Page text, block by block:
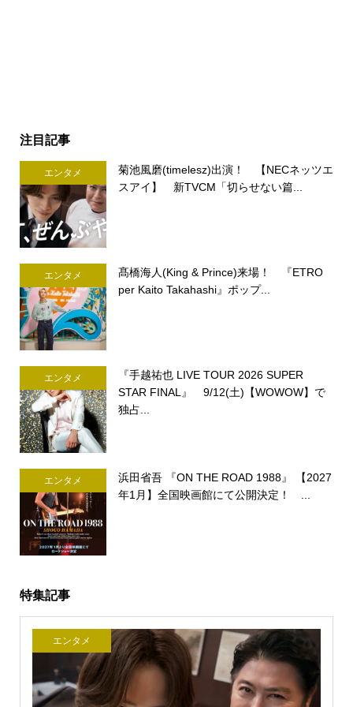
注目記事
エンタメ
菊池風磨(timelesz)出演！ 【NECネッツエ
スアイ】 新TVCM「切らせない篇...
エンタメ
髙橋海人(King & Prince)来場！ 『ETRO
per Kaito Takahashi』ポップ...
エンタメ
『手越祐也 LIVE TOUR 2026 SUPER
STAR FINAL』 9/12(土)【WOWOW】で
独占...
エンタメ
浜田省吾 『ON THE ROAD 1988』 【2027
年1月】全国映画館にて公開決定！ ...
特集記事
エンタメ